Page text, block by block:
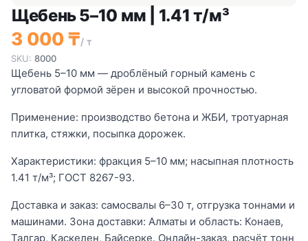
Щебень 5–10 мм | 1.41 т/м³
3 000 ₸/ т
SKU: 8000
Щебень 5–10 мм — дроблёный горный камень с
угловатой формой зёрен и высокой прочностью.
Применение: производство бетона и ЖБИ, тротуарная
плитка, стяжки, посыпка дорожек.
Характеристики: фракция 5–10 мм; насыпная плотность
1.41 т/м³; ГОСТ 8267-93.
Доставка и заказ: самосвалы 6–30 т, отгрузка тоннами и
машинами. Зона доставки: Алматы и область: Конаев,
Талгар, Каскелен, Байсерке. Онлайн-заказ, расчёт тонн